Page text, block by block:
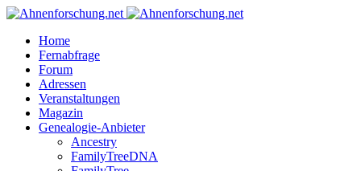
Home
Fernabfrage
Forum
Adressen
Veranstaltungen
Magazin
Genealogie-Anbieter
Ancestry
FamilyTreeDNA